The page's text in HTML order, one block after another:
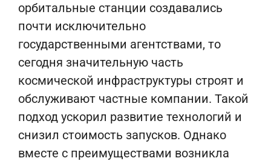
орбитальные станции создавались
почти исключительно
государственными агентствами, то
сегодня значительную часть
космической инфраструктуры строят и
обслуживают частные компании. Такой
подход ускорил развитие технологий и
снизил стоимость запусков. Однако
вместе с преимуществами возникла